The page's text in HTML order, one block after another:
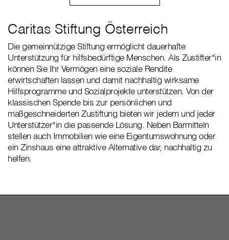
Caritas Stiftung Österreich
Die gemeinnützige Stiftung ermöglicht dauerhafte
Unterstützung für hilfsbedürftige Menschen. Als Zustifter*in
können Sie Ihr Vermögen eine soziale Rendite
erwirtschaften lassen und damit nachhaltig wirksame
Hilfsprogramme und Sozialprojekte unterstützen. Von der
klassischen Spende bis zur persönlichen und
maßgeschneiderten Zustiftung bieten wir jedem und jeder
Unterstützer*in die passende Lösung. Neben Barmitteln
stellen auch Immobilien wie eine Eigentumswohnung oder
ein Zinshaus eine attraktive Alternative dar, nachhaltig zu
helfen.